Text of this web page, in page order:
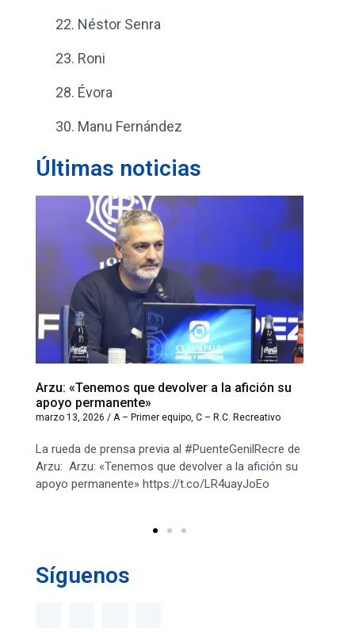
22. Néstor Senra
23. Roni
28. Évora
30. Manu Fernández
Últimas noticias
Arzu: «Tenemos que devolver a la afición su
apoyo permanente»
marzo 13, 2026 / A – Primer equipo C – R.C. Recreativo
La rueda de prensa previa al #PuenteGenilRecre de
Arzu: Arzu: «Tenemos que devolver a la afición su
apoyo permanente» https://t.co/LR4uayJoEo
Síguenos